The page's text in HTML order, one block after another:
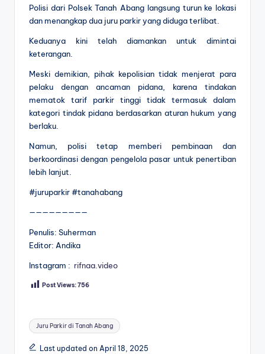
Polisi dari Polsek Tanah Abang langsung turun ke lokasi
dan menangkap dua juru parkir yang diduga terlibat.
Keduanya kini telah diamankan untuk dimintai
keterangan.
Meski demikian, pihak kepolisian tidak menjerat para
pelaku dengan ancaman pidana, karena tindakan
mematok tarif parkir tinggi tidak termasuk dalam
kategori tindak pidana berdasarkan aturan hukum yang
berlaku.
Namun, polisi tetap memberi pembinaan dan
berkoordinasi dengan pengelola pasar untuk penertiban
lebih lanjut.
#juruparkir #tanahabang
—————————
Penulis: Suherman
Editor: Andika
Instagram : rifnaa.video
Post Views:756
Tags:
Juru Parkir di Tanah Abang
Last updated on April 18, 2025